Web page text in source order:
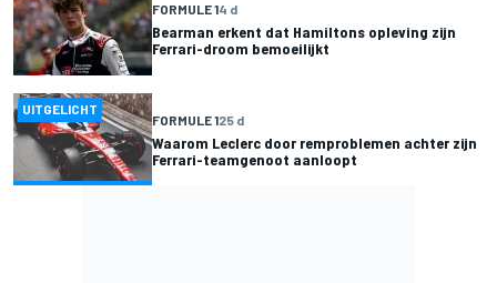
FORMULE 14 d
Bearman erkent dat Hamiltons opleving zijn
Ferrari-droom bemoeilijkt
UITGELICHT
FORMULE 125 d
Waarom Leclerc door remproblemen achter zijn
Ferrari-teamgenoot aanloopt